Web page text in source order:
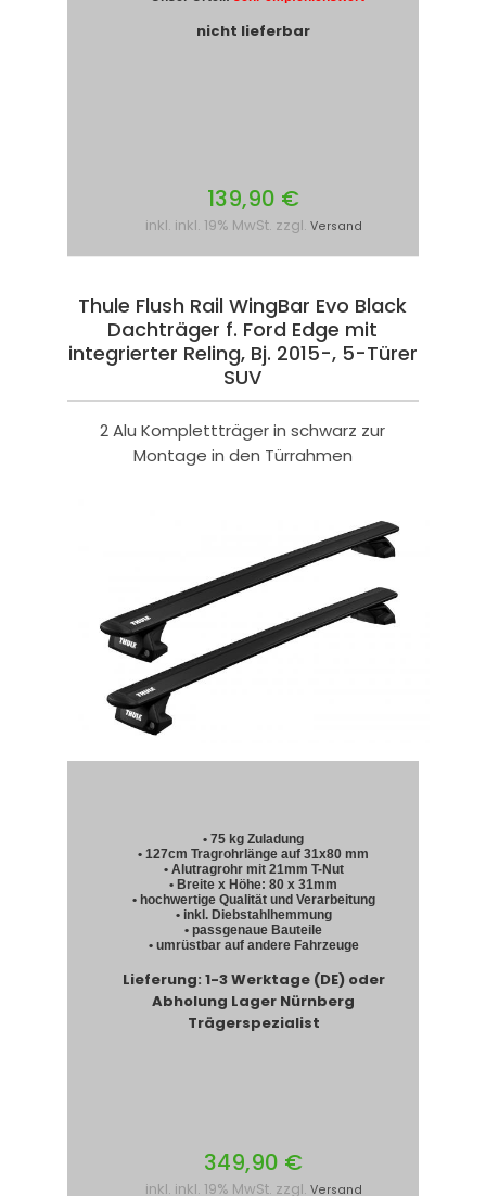
nicht lieferbar
139,90 €
inkl. inkl. 19% MwSt. zzgl. Versand
Thule Flush Rail WingBar Evo Black
Dachträger f. Ford Edge mit
integrierter Reling, Bj. 2015-, 5-Türer
SUV
2 Alu Komplettträger in schwarz zur
Montage in den Türrahmen
• 75 kg Zuladung
• 127cm Tragrohrlänge auf 31x80 mm
• Alutragrohr mit 21mm T-Nut
• Breite x Höhe: 80 x 31mm
• hochwertige Qualität und Verarbeitung
• inkl. Diebstahlhemmung
• passgenaue Bauteile
• umrüstbar auf andere Fahrzeuge
Lieferung: 1-3 Werktage (DE) oder
Abholung Lager Nürnberg
Trägerspezialist
349,90 €
inkl. inkl. 19% MwSt. zzgl. Versand